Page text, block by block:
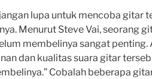
lupa untuk mencoba gitar
Menurut Steve Vai, seorang
membelinya sangat penting.
dan kualitas suara gitar
Cobalah beberapa